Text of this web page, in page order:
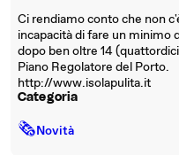
Ci rendiamo conto che non
incapacità di fare un minimo
dopo ben oltre 14
Piano Regolatore del Porto.
http://www.isolapulita.it
Categoria
🗞Novità